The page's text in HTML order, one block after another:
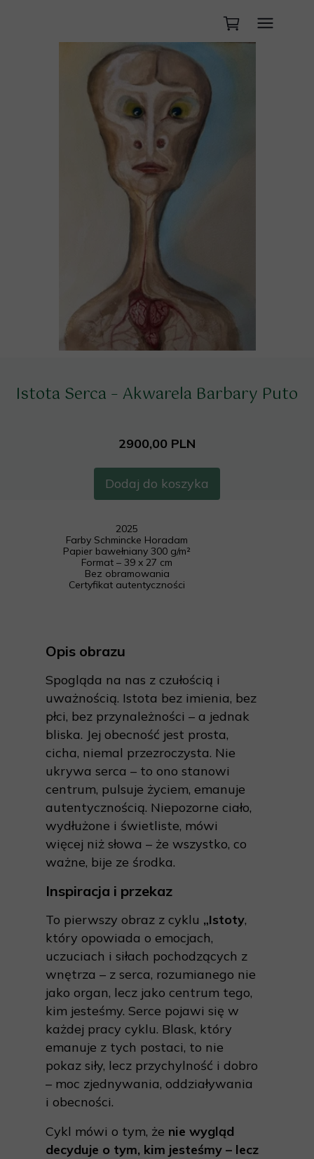
Dodaj do koszyka
2900,00 PLN
Istota Serca – Akwarela Barbary Puto
2025
Farby Schmincke Horadam
Papier bawełniany 300 g/m²
Format – 39 x 27 cm
Bez obramowania
Certyfikat autentyczności
Opis obrazu
Spogląda na nas z czułością i
uważnością. Istota bez imienia, bez
płci, bez przynależności – a jednak
bliska. Jej obecność jest prosta,
cicha, niemal przezroczysta. Nie
ukrywa serca – to ono stanowi
centrum, pulsuje życiem, emanuje
autentycznością. Niepozorne ciało,
wydłużone i świetliste, mówi
więcej niż słowa – że wszystko, co
ważne, bije ze środka.
Inspiracja i przekaz
To pierwszy obraz z cyklu „Istoty,
który opowiada o emocjach,
uczuciach i siłach pochodzących z
wnętrza – z serca, rozumianego nie
jako organ, lecz jako centrum tego,
kim jesteśmy. Serce pojawi się w
każdej pracy cyklu. Blask, który
emanuje z tych postaci, to nie
pokaz siły, lecz przychylność i dobro
– moc zjednywania, oddziaływania
i obecności.
Cykl mówi o tym, że nie wygląd
decyduje o tym, kim jesteśmy – lecz